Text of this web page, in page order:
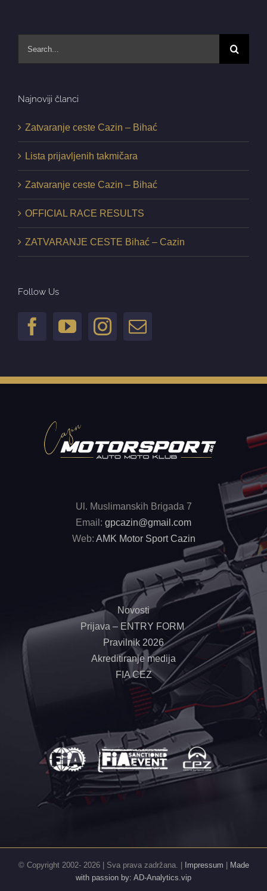
Najnoviji članci
Zatvaranje ceste Cazin – Bihać
Lista prijavljenih takmičara
Zatvaranje ceste Cazin – Bihać
OFFICIAL RACE RESULTS
ZATVARANJE CESTE Bihać – Cazin
Follow Us
Ul. Muslimanskih Brigada 7
Email: gpcazin@gmail.com
Web: AMK Motor Sport Cazin
Novosti
Prijava – ENTRY FORM
Pravilnik 2026
Akreditiranje medija
FIA CEZ
© Copyright 2002- 2026 | Sva prava zadržana. | Impressum
Made
with passion by: AD-Analytics.vip